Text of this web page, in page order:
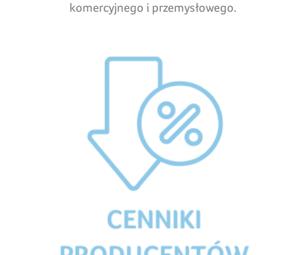
komercyjnego i przemysłowego.